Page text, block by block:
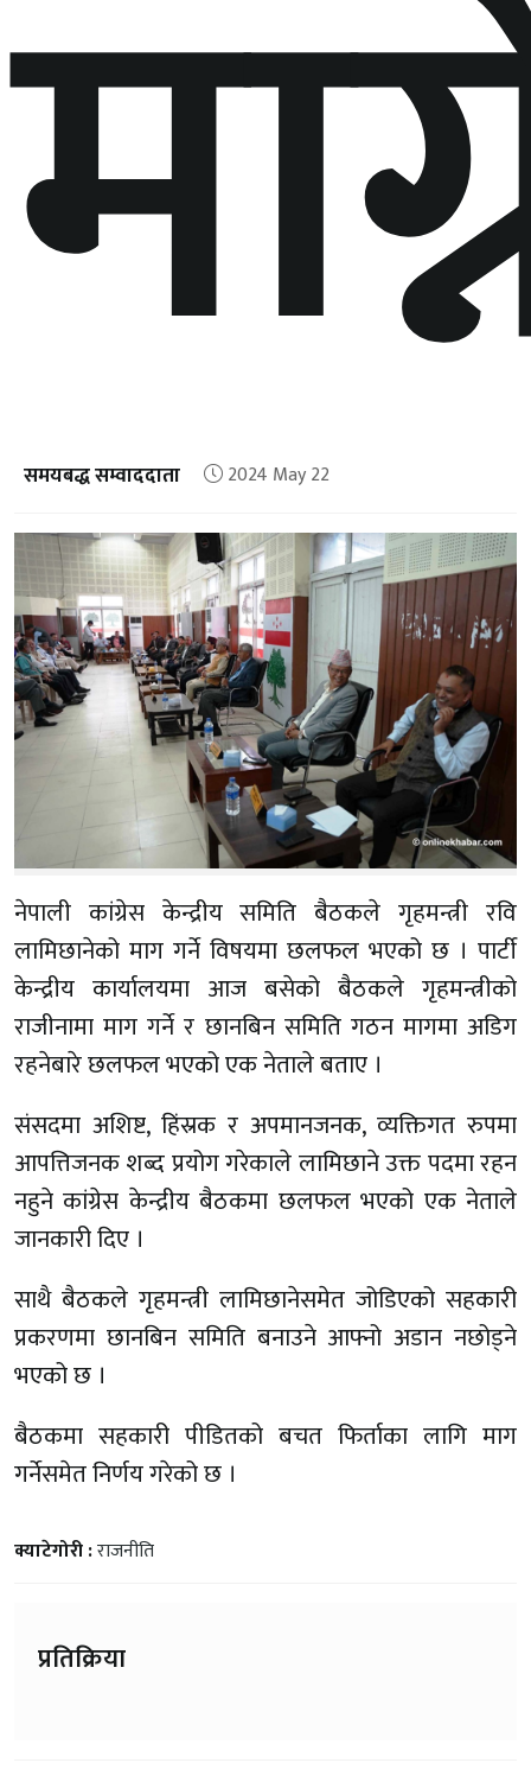
समयबद्ध सम्वाददाता 2024 May 22
नेपाली कांग्रेस केन्द्रीय समिति बैठकले गृहमन्त्री रवि
लामिछानेको माग गर्ने विषयमा छलफल भएको छ । पार्टी
केन्द्रीय कार्यालयमा आज बसेको बैठकले गृहमन्त्रीको
राजीनामा माग गर्ने र छानबिन समिति गठन मागमा अडिग
रहनेबारे छलफल भएको एक नेताले बताए ।
संसदमा अशिष्ट, हिंस्रक र अपमानजनक, व्यक्तिगत रुपमा
आपत्तिजनक शब्द प्रयोग गरेकाले लामिछाने उक्त पदमा रहन
नहुने कांग्रेस केन्द्रीय बैठकमा छलफल भएको एक नेताले
जानकारी दिए ।
साथै बैठकले गृहमन्त्री लामिछानेसमेत जोडिएको सहकारी
प्रकरणमा छानबिन समिति बनाउने आफ्नो अडान नछोड्ने
भएको छ ।
बैठकमा सहकारी पीडितको बचत फिर्ताका लागि माग
गर्नेसमेत निर्णय गरेको छ ।
क्याटेगोरी :राजनीति
प्रतिक्रिया